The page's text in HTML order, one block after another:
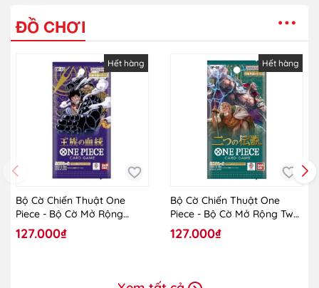
ĐỒ CHƠI
Hết hàng
Bộ Cờ Chiến Thuật One
Piece - Bộ Cờ Mở Rộng
Royal Blood OP-10 - TCG -
One Piece - Vol.10
127.000₫
Hết hàng
Bộ Cờ Chiến Thuật One
Piece - Bộ Cờ Mở Rộng Two
Legends OP-08
127.000₫